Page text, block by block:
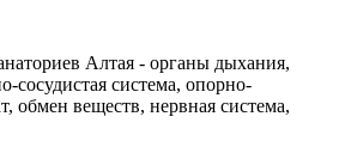
Алтая - органы дыхания,
сосудистая система, опорно-
обмен веществ, нервная система,